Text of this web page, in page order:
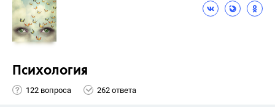
Психология
122 вопроса 262 ответа